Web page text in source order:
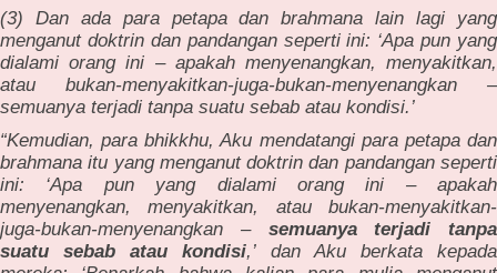
(3) Dan ada para petapa dan brahmana lain lagi yang
menganut doktrin dan pandangan seperti ini: ‘Apa pun yang
dialami orang ini – apakah menyenangkan, menyakitkan,
atau bukan-menyakitkan-juga-bukan-menyenangkan –
semuanya terjadi tanpa suatu sebab atau kondisi.’
“Kemudian, para bhikkhu, Aku mendatangi para petapa dan
brahmana itu yang menganut doktrin dan pandangan seperti
ini: ‘Apa pun yang dialami orang ini – apakah
menyenangkan, menyakitkan, atau bukan-menyakitkan-
juga-bukan-menyenangkan – semuanya terjadi tanpa
suatu sebab atau kondisi,’ dan Aku berkata kepada